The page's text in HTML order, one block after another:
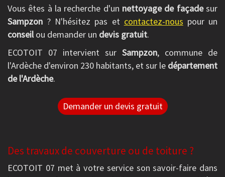
Vous êtes à la recherche d'un nettoyage de façadesur
Sampzon ? N'hésitez pas et contactez-nous pour un
conseilou demander un devis gratuit.
ECOTOIT 07 intervient sur Sampzon, commune de
l'Ardèche d'environ 230 habitants, et sur le département
de l'Ardèche.
Demander un devis gratuit
Des travaux de couverture ou de toiture ?
ECOTOIT 07 met à votre service son savoir-faire dans